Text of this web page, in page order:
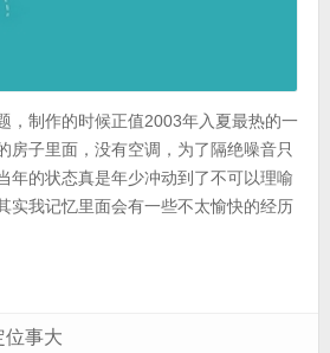
，制作的时候正值2003年入夏最热的一
房子里面，没有空调，为了隔绝噪音只
年的状态真是年少冲动到了不可以理喻
实我记忆里面会有一些不太愉快的经历
位事大